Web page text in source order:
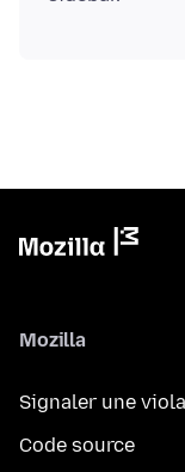
Mozilla
Signaler une
Code source